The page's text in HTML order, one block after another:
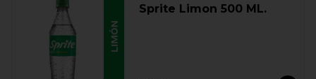
Sprite Limon 500 ML.